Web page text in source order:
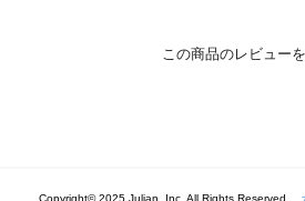
この商品のレビュー
Copyright© 2025 Julian, Inc. All Rights Reserved.